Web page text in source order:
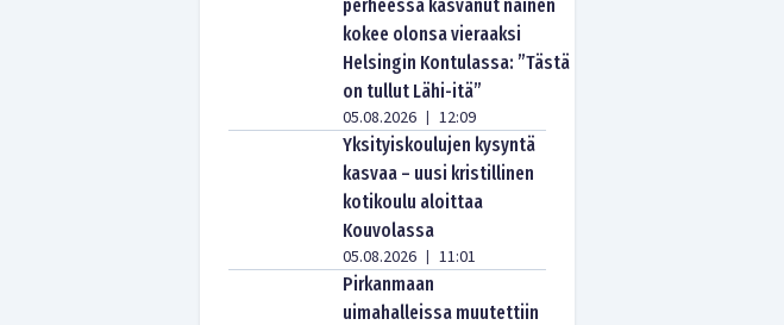
perheessä kasvanut nainen
kokee olonsa vieraaksi
Helsingin Kontulassa: ”Tästä
on tullut Lähi-itä”
05.08.2026 | 12:09
Yksityiskoulujen kysyntä
kasvaa – uusi kristillinen
kotikoulu aloittaa
Kouvolassa
05.08.2026 | 11:01
Pirkanmaan
uimahalleissa muutettiin